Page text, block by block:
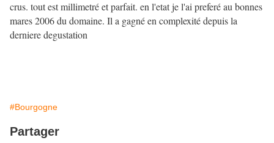
crus. tout est millimetré et parfait. en l'etat je l'ai preferé au bonnes
mares 2006 du domaine. Il a gagné en complexité depuis la
derniere degustation
#Bourgogne
Partager